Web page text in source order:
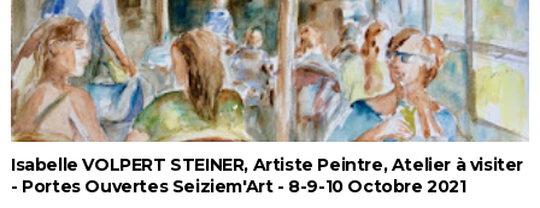
Isabelle VOLPERT STEINER, Artiste Peintre, Atelier à visiter
- Portes Ouvertes Seiziem'Art - 8-9-10 Octobre 2021